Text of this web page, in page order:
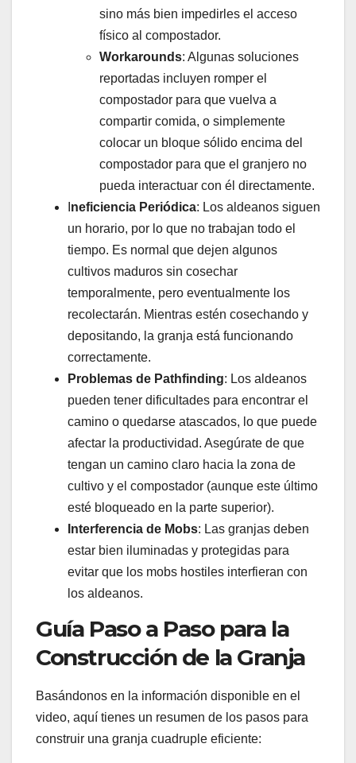
sino más bien impedirles el acceso
físico al compostador.
Workarounds: Algunas soluciones
reportadas incluyen romper el
compostador para que vuelva a
compartir comida, o simplemente
colocar un bloque sólido encima del
compostador para que el granjero no
pueda interactuar con él directamente.
neficiencia Periódica: Los aldeanos siguen
un horario, por lo que no trabajan todo el
tiempo. Es normal que dejen algunos
cultivos maduros sin cosechar
temporalmente, pero eventualmente los
recolectarán. Mientras estén cosechando y
depositando, la granja está funcionando
correctamente.
Problemas de Pathfinding: Los aldeanos
pueden tener dificultades para encontrar el
camino o quedarse atascados, lo que puede
afectar la productividad. Asegúrate de que
tengan un camino claro hacia la zona de
cultivo y el compostador (aunque este último
esté bloqueado en la parte superior).
Interferencia de Mobs: Las granjas deben
estar bien iluminadas y protegidas para
evitar que los mobs hostiles interfieran con
los aldeanos.
Guía Paso a Paso para la
Construcción de la Granja
Basándonos en la información disponible en el
video, aquí tienes un resumen de los pasos para
construir una granja cuadruple eficiente: